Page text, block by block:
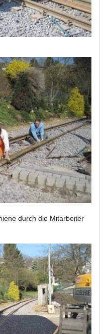
durch die Mitarbeiter